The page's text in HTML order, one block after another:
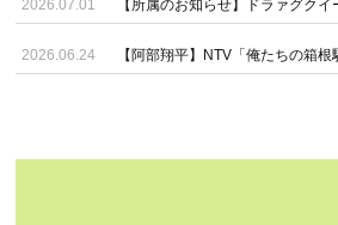
2026.07.01 【所属のお知らせ】ドラァグクイ
2026.06.24 【阿部翔平】NTV「俺たちの箱